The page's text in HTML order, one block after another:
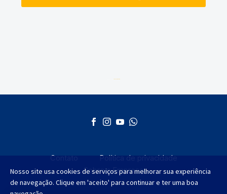
Contato
Política de privacidade
Sobre a Empresa
Nosso site usa cookies de serviços para melhorar sua experiência
de navegação. Clique em 'aceito' para continuar e ter uma boa